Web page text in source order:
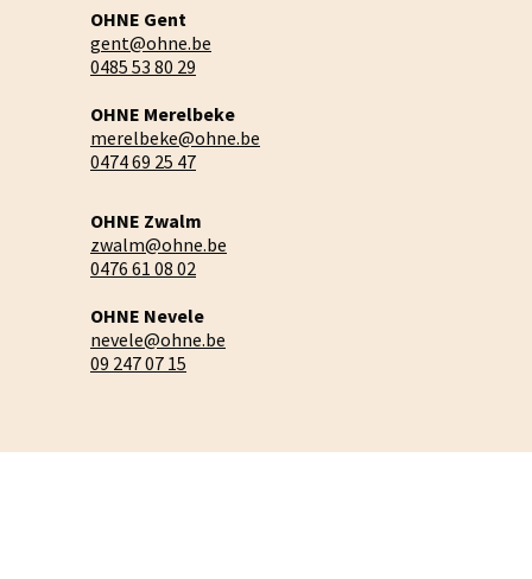
OHNE Gent
gent@ohne.be
0485 53 80 29
OHNE Merelbeke
merelbeke@ohne.be
0474 69 25 47
OHNE Zwalm
zwalm@ohne.be
0476 61 08 02
OHNE Nevele
nevele@ohne.be
09 247 07 15